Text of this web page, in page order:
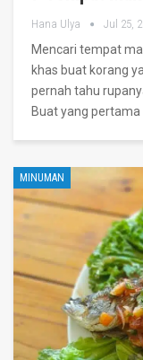
Hana Ulya Jul 25,
Mencari tempat
khas buat korang
pernah tahu
Buat yang pertama
MINUMAN